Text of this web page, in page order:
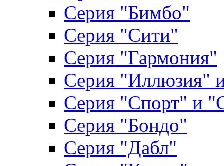
Серия "Бимбо"
Серия "Сити"
Серия "Гармония"
Серия "Иллюзия"
Серия "Спорт" и
Серия "Бондо"
Серия "Дабл"